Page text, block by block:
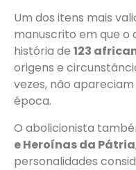
Um dos itens mais
manuscrito em que o
história de 123
origens e
vezes, não
época.
O abolicionista
e Heroínas da Pátria
personalidades